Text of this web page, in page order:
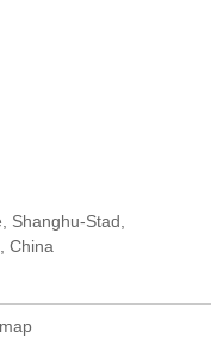
Shanghu-Stad,
China